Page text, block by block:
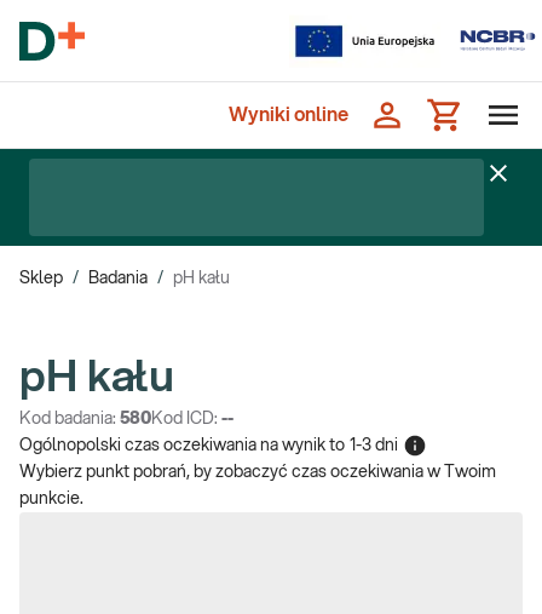
Wyniki online
Sklep / Badania / pH kału
pH kału
Kod badania: 580Kod ICD: --
Ogólnopolski czas oczekiwania na wynik to 1-3 dni
Wybierz punkt pobrań, by zobaczyć czas oczekiwania w Twoim
punkcie.